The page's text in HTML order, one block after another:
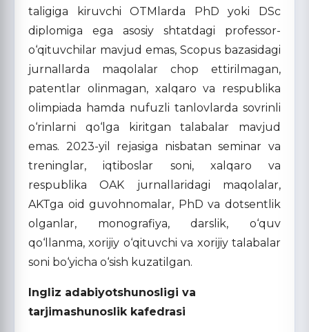
taligiga kiruvchi OTMlarda PhD yoki DSc
diplomiga ega asosiy shtatdagi professor-
o‘qituvchilar mavjud emas, Scopus bazasidagi
jurnallarda maqolalar chop ettirilmagan,
patentlar olinmagan, xalqaro va respublika
olimpiada hamda nufuzli tanlovlarda sovrinli
o‘rinlarni qo‘lga kiritgan talabalar mavjud
emas. 2023-yil rejasiga nisbatan seminar va
treninglar, iqtiboslar soni, xalqaro va
respublika OAK jurnallaridagi maqolalar,
AKTga oid guvohnomalar, PhD va dotsentlik
olganlar, monografiya, darslik, o‘quv
qo‘llanma, xorijiy o‘qituvchi va xorijiy talabalar
soni bo‘yicha o‘sish kuzatilgan.
Ingliz adabiyotshunosligi va
tarjimashunoslik kafedrasi